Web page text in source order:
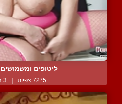
ליטופים
7275 צפיות | 3 המלצות